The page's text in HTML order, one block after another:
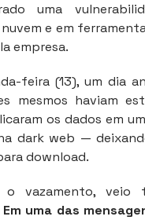
uma
e em
empresa.
feira (13), um dia
mesmos haviam
os dados em
dark web —
download.
vazamento, veio
Em uma das